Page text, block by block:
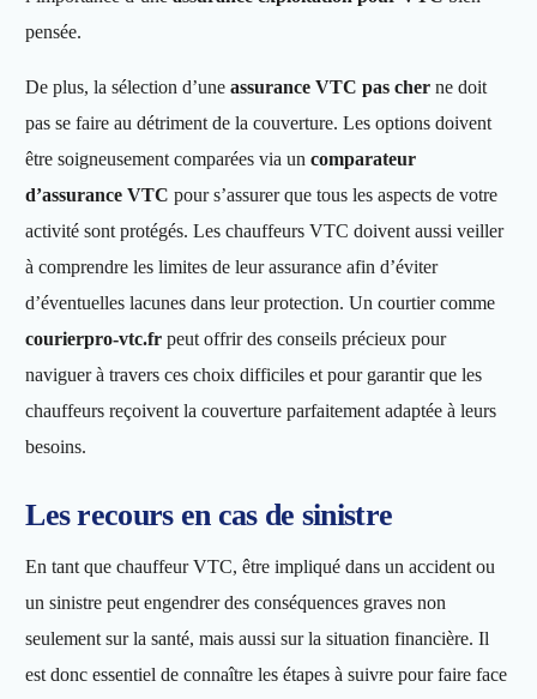
pensée.
De plus, la sélection d’uneassurance VTC pas cher ne doit
pas se faire au détriment de la couverture. Les options doivent
être soigneusement comparées via uncomparateur
d’assurance VTC pour s’assurer que tous les aspects de votre
activité sont protégés. Les chauffeurs VTC doivent aussi veiller
à comprendre les limites de leur assurance afin d’éviter
d’éventuelles lacunes dans leur protection. Un courtier comme
courierpro-vtc.fr peut offrir des conseils précieux pour
naviguer à travers ces choix difficiles et pour garantir que les
chauffeurs reçoivent la couverture parfaitement adaptée à leurs
besoins.
Les recours en cas de sinistre
En tant que chauffeur VTC, être impliqué dans un accident ou
un sinistre peut engendrer des conséquences graves non
seulement sur la santé, mais aussi sur la situation financière. Il
est donc essentiel de connaître les étapes à suivre pour faire face